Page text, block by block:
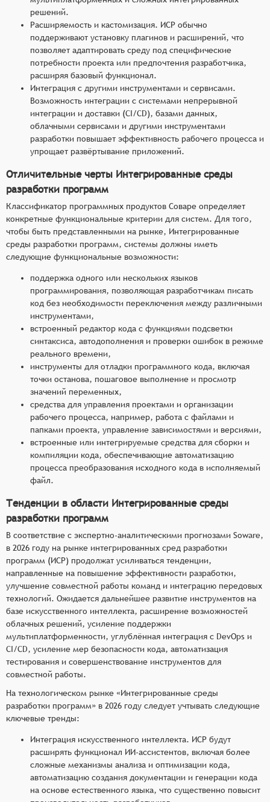
решений.
Расширяемость и кастомизация. ИСР обычно
поддерживают установку плагинов и расширений, что
позволяет адаптировать среду под специфические
потребности проекта или предпочтения разработчика,
расширяя базовый функционал.
Интеграция с другими инструментами и сервисами.
Возможность интеграции с системами непрерывной
интеграции и доставки (CI/CD), базами данных,
облачными сервисами и другими инструментами
разработки повышает эффективность рабочего процесса и
упрощает развёртывание приложений.
Отличительные черты Интегрированные среды
разработки программ
Классификатор программных продуктов Соваре определяет
конкретные функциональные критерии для систем. Для того,
чтобы быть представленными на рынке, Интегрированные
среды разработки программ, системы должны иметь
следующие функциональные возможности:
поддержка одного или нескольких языков
программирования, позволяющая разработчикам писать
код без необходимости переключения между различными
инструментами,
встроенный редактор кода с функциями подсветки
синтаксиса, автодополнения и проверки ошибок в режиме
реального времени,
инструменты для отладки программного кода, включая
точки останова, пошаговое выполнение и просмотр
значений переменных,
средства для управления проектами и организации
рабочего процесса, например, работа с файлами и
папками проекта, управление зависимостями и версиями,
встроенные или интегрируемые средства для сборки и
компиляции кода, обеспечивающие автоматизацию
процесса преобразования исходного кода в исполняемый
файл.
Тенденции в области Интегрированные среды
разработки программ
В соответствие с экспертно-аналитическими прогнозами Soware,
в 2026 году на рынке интегрированных сред разработки
программ (ИСР) продолжат усиливаться тенденции,
направленные на повышение эффективности разработки,
улучшение совместной работы команд и интеграцию передовых
технологий. Ожидается дальнейшее развитие инструментов на
базе искусственного интеллекта, расширение возможностей
облачных решений, усиление поддержки
мультиплатформенности, углублённая интеграция с DevOps и
CI/CD, усиление мер безопасности кода, автоматизация
тестирования и совершенствование инструментов для
совместной работы.
На технологическом рынке «Интегрированные среды
разработки программ» в 2026 году следует учтывать следующие
ключевые тренды:
Интеграция искусственного интеллекта. ИСР будут
расширять функционал ИИ-ассистентов, включая более
сложные механизмы анализа и оптимизации кода,
автоматизацию создания документации и генерации кода
на основе естественного языка, что существенно повысит